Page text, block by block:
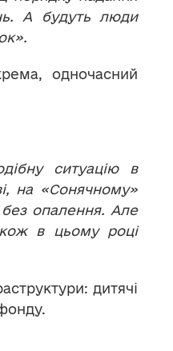
А будуть люди
одночасний
ситуацію в
на «Сонячному»
опалення. Але
в цьому році
дитячі